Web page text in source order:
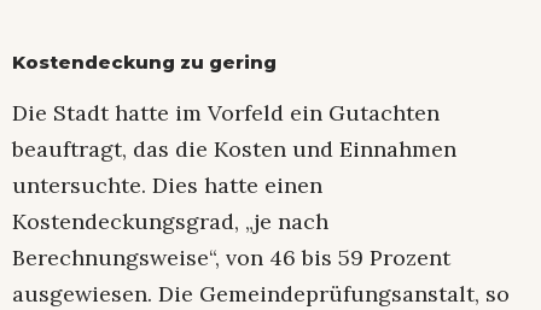
Kostendeckung zu gering
Die Stadt hatte im Vorfeld ein Gutachten
beauftragt, das die Kosten und Einnahmen
untersuchte. Dies hatte einen
Kostendeckungsgrad, „je nach
Berechnungsweise“, von 46 bis 59 Prozent
ausgewiesen. Die Gemeindeprüfungsanstalt, so